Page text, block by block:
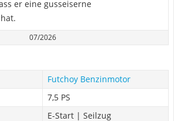
er eine gusseiserne
07/2026
Futchoy Benzinmotor
7,5 PS
E-Start | Seilzug